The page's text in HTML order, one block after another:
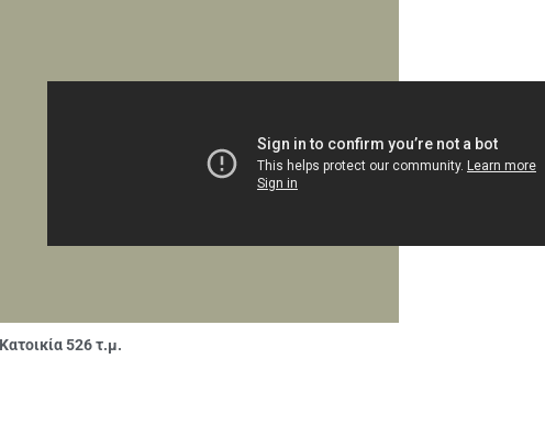
526 τ.μ.